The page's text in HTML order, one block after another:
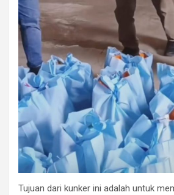
Tujuan dari kunker ini adalah untuk